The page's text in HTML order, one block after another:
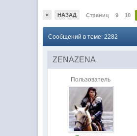
« НАЗАД Страниц 9 10
Сообщений в теме: 2282
ZENAZENA
Пользователь